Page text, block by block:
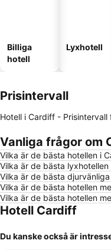
Billiga
hotell
Lyxhotell
Prisintervall
Hotell i Cardiff - Prisintervall
Vanliga frågor om
Vilka är de bästa hotellen i
Vilka är de bästa lyxhotellen
Vilka är de bästa
Vilka är de bästa hotellen
Vilka är de bästa hotellen
Hotell Cardiff
Du kanske också är